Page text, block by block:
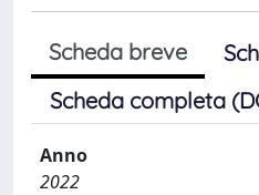
Scheda breve
Scheda completa
Anno
2022